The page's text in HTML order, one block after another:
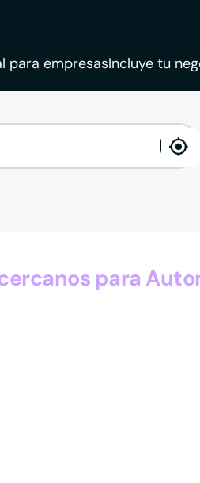
para empresasIncluye tu
para